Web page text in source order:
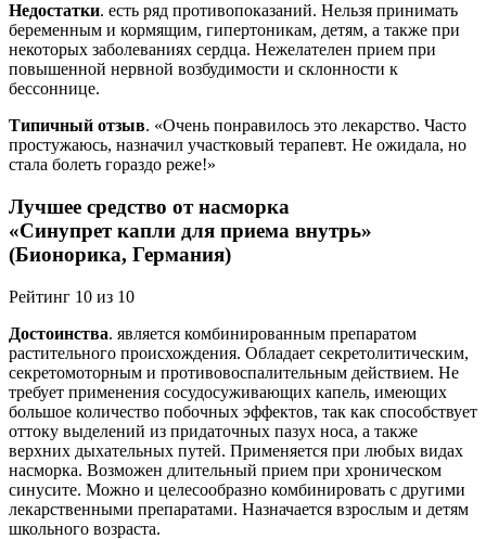
Недостатки. есть ряд противопоказаний. Нельзя принимать
беременным и кормящим, гипертоникам, детям, а также при
некоторых заболеваниях сердца. Нежелателен прием при
повышенной нервной возбудимости и склонности к
бессоннице.
Типичный отзыв. «Очень понравилось это лекарство. Часто
простужаюсь, назначил участковый терапевт. Не ожидала, но
стала болеть гораздо реже!»
Лучшее средство от насморка
«Синупрет капли для приема внутрь»
(Бионорика, Германия)
Рейтинг 10 из 10
Достоинства. является комбинированным препаратом
растительного происхождения. Обладает секретолитическим,
секретомоторным и противовоспалительным действием. Не
требует применения сосудосуживающих капель, имеющих
большое количество побочных эффектов, так как способствует
оттоку выделений из придаточных пазух носа, а также
верхних дыхательных путей. Применяется при любых видах
насморка. Возможен длительный прием при хроническом
синусите. Можно и целесообразно комбинировать с другими
лекарственными препаратами. Назначается взрослым и детям
школьного возраста.